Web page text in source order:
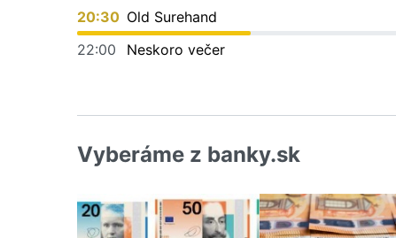
20:30 Old Surehand
22:00
Neskoro večer
Vyberáme z banky.sk